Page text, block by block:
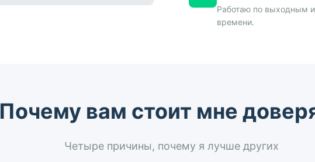
Работаю по выходным
времени.
Почему вам стоит мне
Четыре причины, почему я лучше других